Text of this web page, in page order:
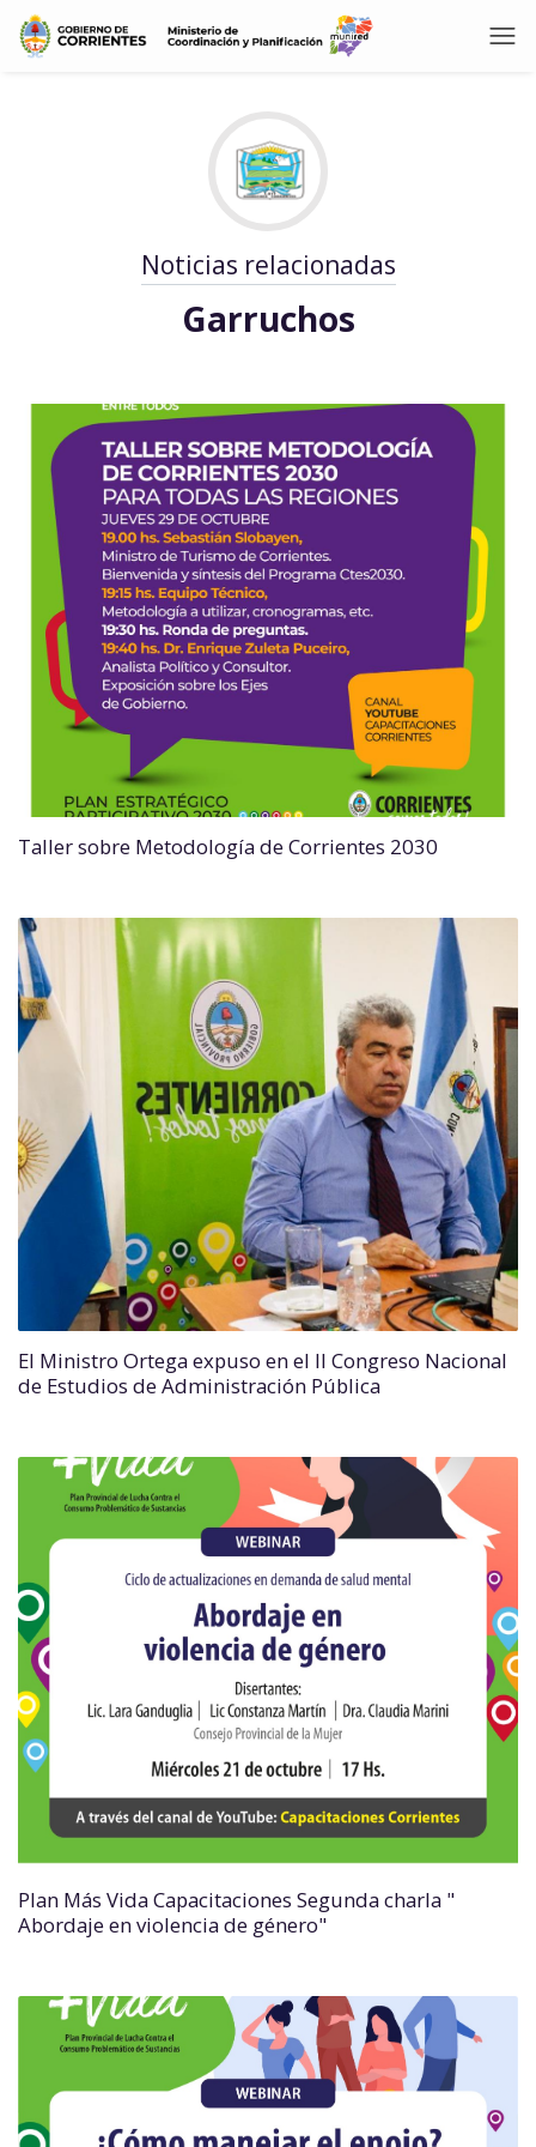
Noticias relacionadas
Garruchos
Taller sobre Metodología de Corrientes 2030
El Ministro Ortega expuso en el II Congreso Nacional
de Estudios de Administración Pública
Plan Más Vida Capacitaciones Segunda charla "
Abordaje en violencia de género"